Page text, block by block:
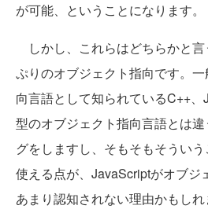
が可能、ということになります。
しかし、これらはどちらかと
ぷりのオブジェクト指向です。
向言語として知られているC++
型のオブジェクト指向言語とは
グをしますし、そもそもそうい
使える点が、JavaScriptがオブジ
あまり認知されない理由かもしれ